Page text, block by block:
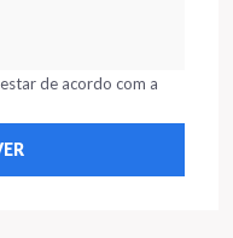
de acordo com a